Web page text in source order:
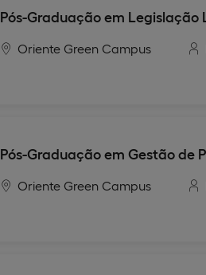
Pós-Graduação em Legislação
Oriente Green Campus
Pós-Graduação em Gestão de
Oriente Green Campus